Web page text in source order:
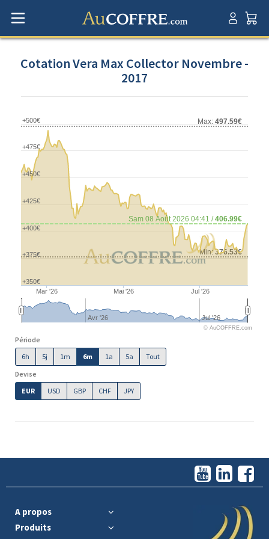
Cotation Vera Max Collector Novembre -
2017
Min:376.53€
Max: 497.59€
Sam 08 Août 2026 04:41 /406.99€
Mar '26 Mai '26 Jul '26
Avr '26 Jul '26
+350€
+375€
+400€
+425€
+450€
+475€
+500€
© AuCOFFRE.com
Période
6h
5j 1m 6m 1a 5a
Tout
Devise
EUR
USD GBP CHF JPY
A propos
Produits